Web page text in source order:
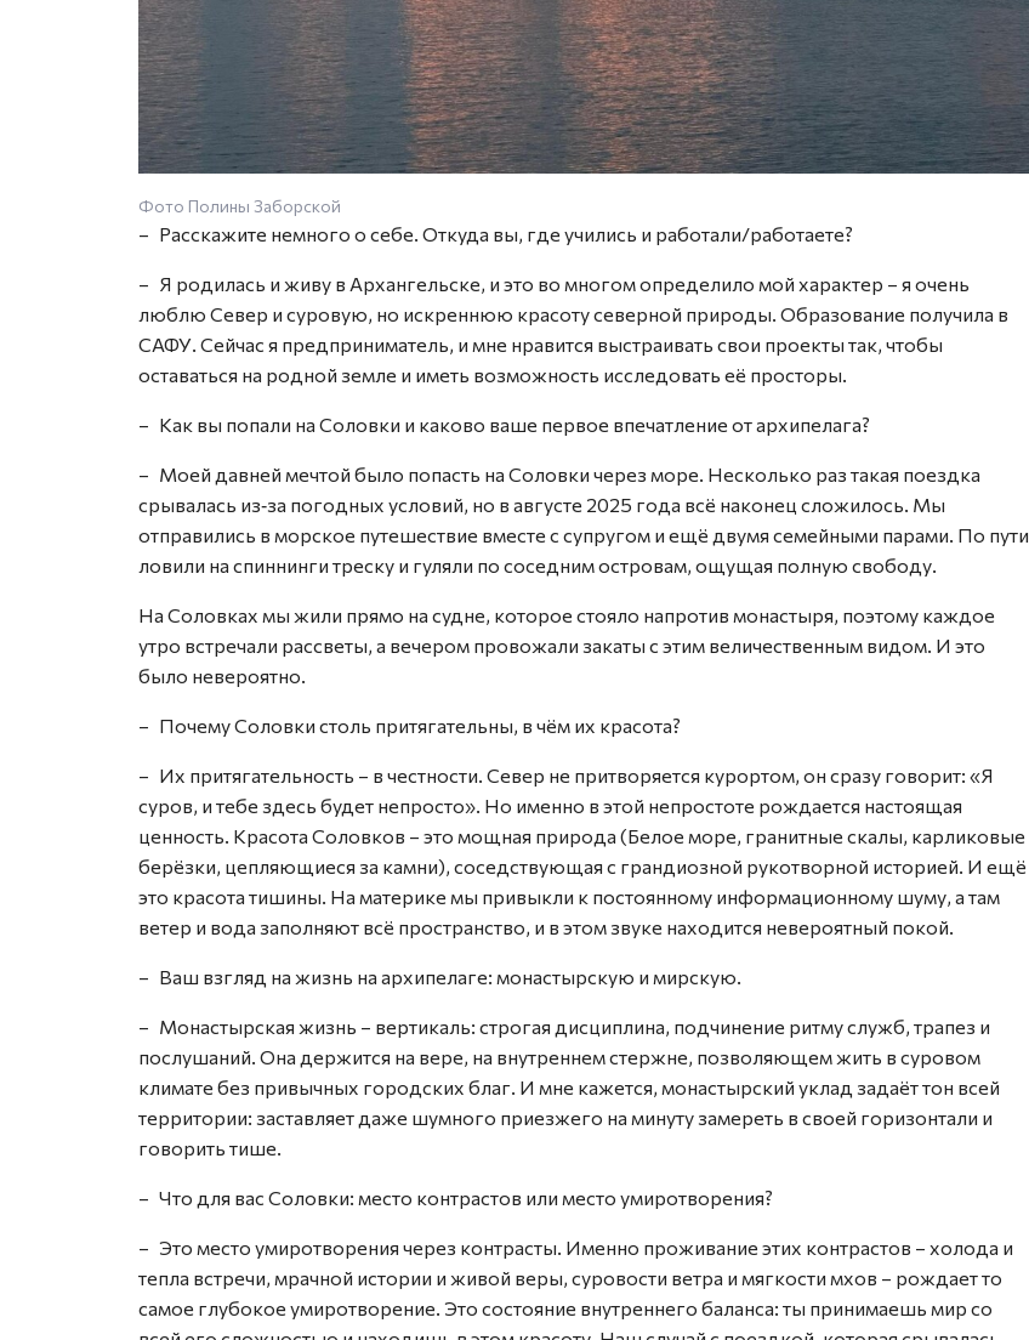
Фото Полины Заборской
– Расскажите немного о себе. Откуда вы, где учились и работали/работаете?
– Я родилась и живу в Архангельске, и это во многом определило мой характер – я очень
люблю Север и суровую, но искреннюю красоту северной природы. Образование получила в
САФУ. Сейчас я предприниматель, и мне нравится выстраивать свои проекты так, чтобы
оставаться на родной земле и иметь возможность исследовать её просторы.
– Как вы попали на Соловки и каково ваше первое впечатление от архипелага?
– Моей давней мечтой было попасть на Соловки через море. Несколько раз такая поездка
срывалась из‑за погодных условий, но в августе 2025 года всё наконец сложилось. Мы
отправились в морское путешествие вместе с супругом и ещё двумя семейными парами. По пути
ловили на спиннинги треску и гуляли по соседним островам, ощущая полную свободу.
На Соловках мы жили прямо на судне, которое стояло напротив монастыря, поэтому каждое
утро встречали рассветы, а вечером провожали закаты с этим величественным видом. И это
было невероятно.
– Почему Соловки столь притягательны, в чём их красота?
– Их притягательность – в честности. Север не притворяется курортом, он сразу говорит: «Я
суров, и тебе здесь будет непросто». Но именно в этой непростоте рождается настоящая
ценность. Красота Соловков – это мощная природа (Белое море, гранитные скалы, карликовые
берёзки, цепляющиеся за камни), соседствующая с грандиозной рукотворной историей. И ещё
это красота тишины. На материке мы привыкли к постоянному информационному шуму, а там
ветер и вода заполняют всё пространство, и в этом звуке находится невероятный покой.
– Ваш взгляд на жизнь на архипелаге: монастырскую и мирскую.
– Монастырская жизнь – вертикаль: строгая дисциплина, подчинение ритму служб, трапез и
послушаний. Она держится на вере, на внутреннем стержне, позволяющем жить в суровом
климате без привычных городских благ. И мне кажется, монастырский уклад задаёт тон всей
территории: заставляет даже шумного приезжего на минуту замереть в своей горизонтали и
говорить тише.
– Что для вас Соловки: место контрастов или место умиротворения?
– Это место умиротворения через контрасты. Именно проживание этих контрастов – холода и
тепла встречи, мрачной истории и живой веры, суровости ветра и мягкости мхов – рождает то
самое глубокое умиротворение. Это состояние внутреннего баланса: ты принимаешь мир со